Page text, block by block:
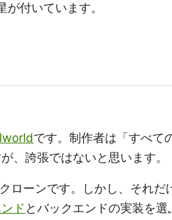
付いています。
です。制作者は「すべて
、誇張ではないと思います。
ーンです。しかし、それだ
ド とバックエンドの実装を